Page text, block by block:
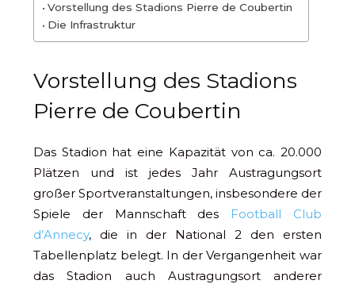
Vorstellung des Stadions Pierre de Coubertin
Die Infrastruktur
Vorstellung des Stadions
Pierre de Coubertin
Das Stadion hat eine Kapazität von ca. 20.000
Plätzen und ist jedes Jahr Austragungsort
großer Sportveranstaltungen, insbesondere der
Spiele der Mannschaft des Football Club
d’Annecy, die in der National 2 den ersten
Tabellenplatz belegt. In der Vergangenheit war
das Stadion auch Austragungsort anderer